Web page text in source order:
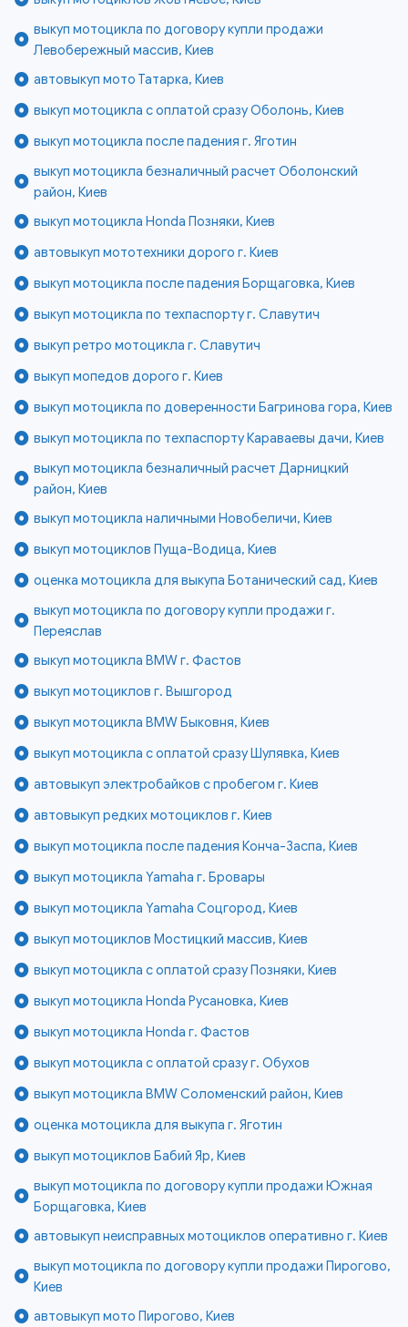
выкуп мотоцикла по договору купли продажи
Левобережный массив, Киев
автовыкуп мото Татарка, Киев
выкуп мотоцикла с оплатой сразу Оболонь, Киев
выкуп мотоцикла после падения г. Яготин
выкуп мотоцикла безналичный расчет Оболонский
район, Киев
выкуп мотоцикла Honda Позняки, Киев
автовыкуп мототехники дорого г. Киев
выкуп мотоцикла после падения Борщаговка, Киев
выкуп мотоцикла по техпаспорту г. Славутич
выкуп ретро мотоцикла г. Славутич
выкуп мопедов дорого г. Киев
выкуп мотоцикла по доверенности Багринова гора, Киев
выкуп мотоцикла по техпаспорту Караваевы дачи, Киев
выкуп мотоцикла безналичный расчет Дарницкий
район, Киев
выкуп мотоцикла наличными Новобеличи, Киев
выкуп мотоциклов Пуща-Водица, Киев
оценка мотоцикла для выкупа Ботанический сад, Киев
выкуп мотоцикла по договору купли продажи г.
Переяслав
выкуп мотоцикла BMW г. Фастов
выкуп мотоциклов г. Вышгород
выкуп мотоцикла BMW Быковня, Киев
выкуп мотоцикла с оплатой сразу Шулявка, Киев
автовыкуп электробайков с пробегом г. Киев
автовыкуп редких мотоциклов г. Киев
выкуп мотоцикла после падения Конча-Заспа, Киев
выкуп мотоцикла Yamaha г. Бровары
выкуп мотоцикла Yamaha Соцгород, Киев
выкуп мотоциклов Мостицкий массив, Киев
выкуп мотоцикла с оплатой сразу Позняки, Киев
выкуп мотоцикла Honda Русановка, Киев
выкуп мотоцикла Honda г. Фастов
выкуп мотоцикла с оплатой сразу г. Обухов
выкуп мотоцикла BMW Соломенский район, Киев
оценка мотоцикла для выкупа г. Яготин
выкуп мотоциклов Бабий Яр, Киев
выкуп мотоцикла по договору купли продажи Южная
Борщаговка, Киев
автовыкуп неисправных мотоциклов оперативно г. Киев
выкуп мотоцикла по договору купли продажи Пирогово,
Киев
автовыкуп мото Пирогово, Киев